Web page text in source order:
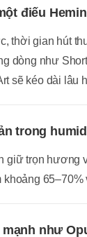
điếu
thời gian hút
dòng như
sẽ kéo dài lâu
trong
giữ trọn hương
khoảng 65–70%
như